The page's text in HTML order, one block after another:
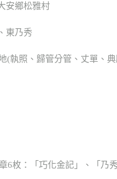
安鄉松雅村
東乃秀
(執照、歸管分管、丈單、
6枚：「巧化金記」、「乃秀